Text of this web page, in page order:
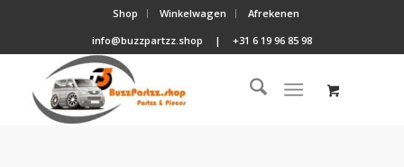
Shop Winkelwagen
Afrekenen
info@buzzpartzz.shop
| +31 6 19 96 85 98